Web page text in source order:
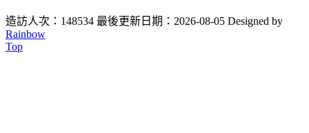
造訪人次：148534 最後更新日期：2026-08-05 Designed by
Rainbow
Top